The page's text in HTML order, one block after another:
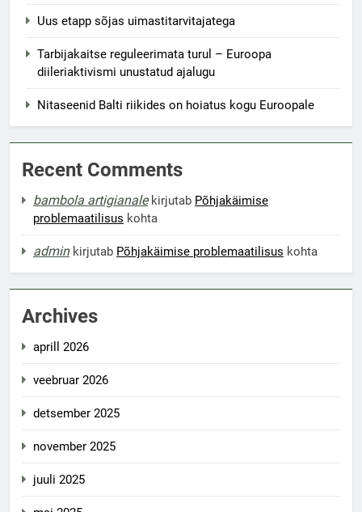
Uus etapp sõjas uimastitarvitajatega
Tarbijakaitse reguleerimata turul – Euroopa
diileriaktivismi unustatud ajalugu
Nitaseenid Balti riikides on hoiatus kogu Euroopale
Recent Comments
bambola artigianalekirjutab Põhjakäimise
problemaatilisus kohta
adminkirjutab Põhjakäimise problemaatilisus kohta
Archives
aprill 2026
veebruar 2026
detsember 2025
november 2025
juuli 2025